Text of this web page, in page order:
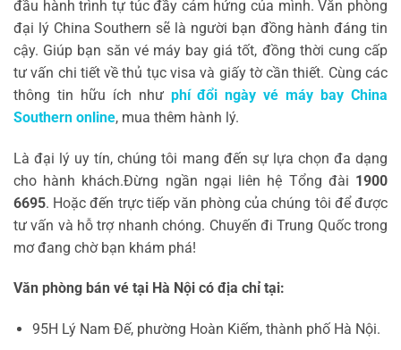
đầu hành trình tự túc đầy cảm hứng của mình. Văn phòng
đại lý China Southern sẽ là người bạn đồng hành đáng tin
cậy. Giúp bạn săn vé máy bay giá tốt, đồng thời cung cấp
tư vấn chi tiết về thủ tục visa và giấy tờ cần thiết. Cùng các
thông tin hữu ích như phí đổi ngày vé máy bay China
Southern online, mua thêm hành lý.
Là đại lý uy tín, chúng tôi mang đến sự lựa chọn đa dạng
cho hành khách.Đừng ngần ngại liên hệ Tổng đài 1900
6695. Hoặc đến trực tiếp văn phòng của chúng tôi để được
tư vấn và hỗ trợ nhanh chóng. Chuyến đi Trung Quốc trong
mơ đang chờ bạn khám phá!
Văn phòng bán vé tại Hà Nội có địa chỉ tại:
95H Lý Nam Đế, phường Hoàn Kiếm, thành phố Hà Nội.